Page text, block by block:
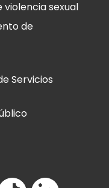
violencia sexual
de
Servicios